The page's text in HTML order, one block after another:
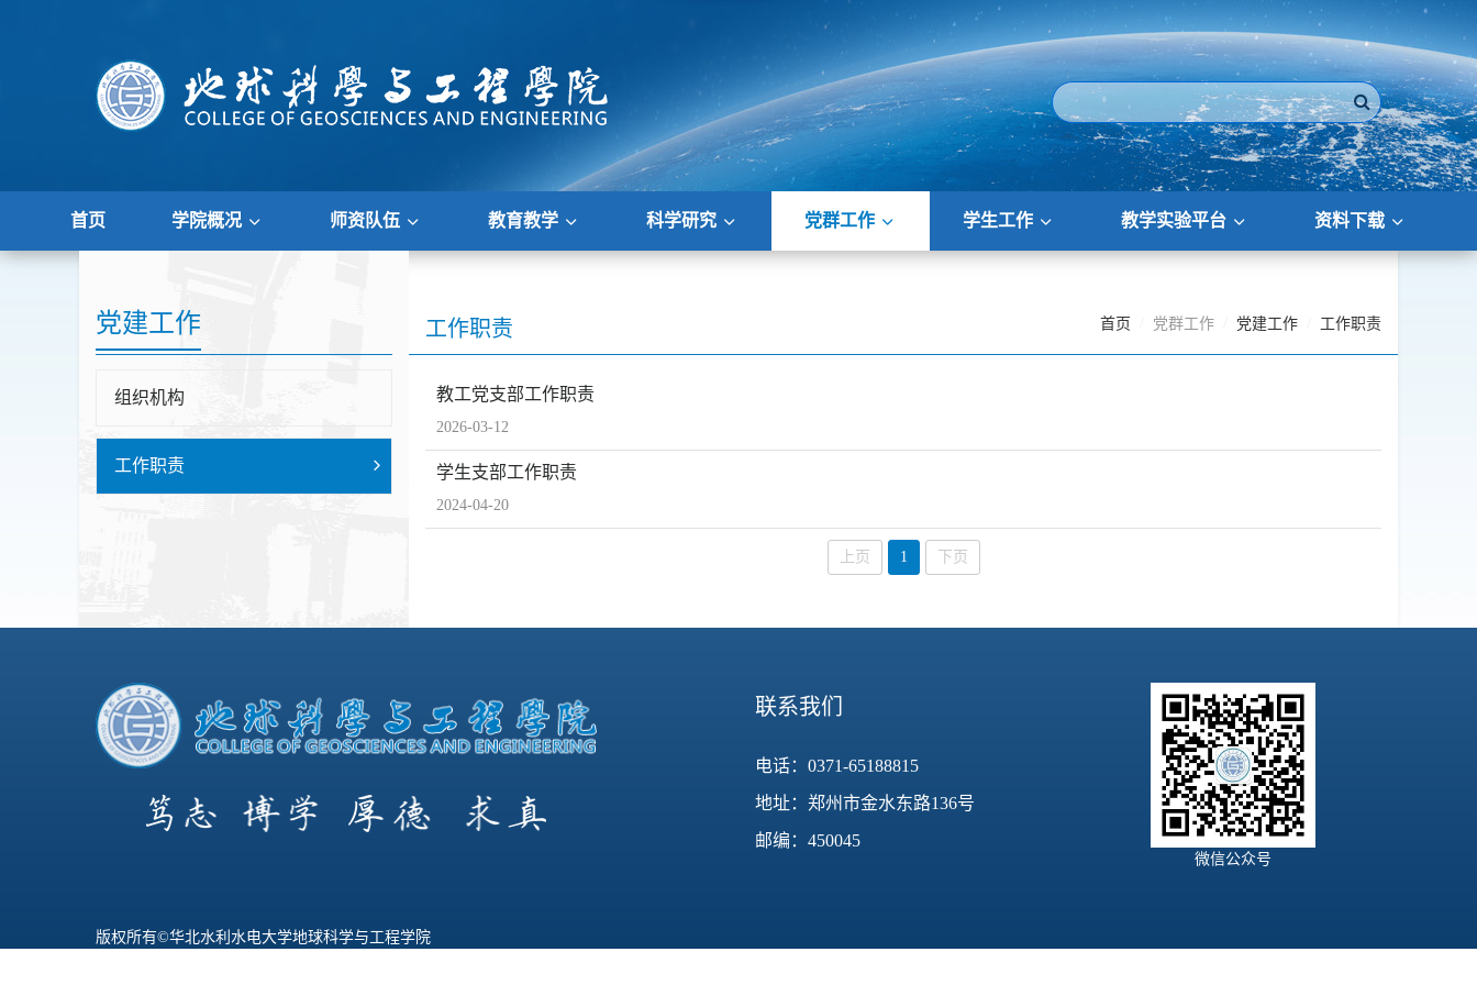
首页 学院概况 师资队伍 教育教学 科学研究 党群工作 学生工作 教学实验平台 资料下载
党建工作
组织机构
工作职责
工作职责 首页 党群工作 党建工作 工作职责
教工党支部工作职责
2026-03-12
学生支部工作职责
2024-04-20
上页 1 下页
联系我们
电话：0371-65188815
地址：郑州市金水东路136号
邮编：450045
微信公众号
版权所有©华北水利水电大学地球科学与工程学院